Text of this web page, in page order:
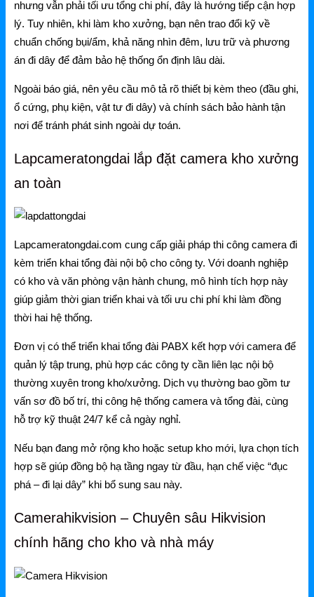
nhưng vẫn phải tối ưu tổng chi phí, đây là hướng tiếp cận hợp
lý. Tuy nhiên, khi làm kho xưởng, bạn nên trao đổi kỹ về
chuẩn chống bụi/ẩm, khả năng nhìn đêm, lưu trữ và phương
án đi dây để đảm bảo hệ thống ổn định lâu dài.
Ngoài báo giá, nên yêu cầu mô tả rõ thiết bị kèm theo (đầu ghi,
ổ cứng, phụ kiện, vật tư đi dây) và chính sách bảo hành tận
nơi để tránh phát sinh ngoài dự toán.
Lapcameratongdai lắp đặt camera kho xưởng
an toàn
Lapcameratongdai.com cung cấp giải pháp thi công camera đi
kèm triển khai tổng đài nội bộ cho công ty. Với doanh nghiệp
có kho và văn phòng vận hành chung, mô hình tích hợp này
giúp giảm thời gian triển khai và tối ưu chi phí khi làm đồng
thời hai hệ thống.
Đơn vị có thể triển khai tổng đài PABX kết hợp với camera để
quản lý tập trung, phù hợp các công ty cần liên lạc nội bộ
thường xuyên trong kho/xưởng. Dịch vụ thường bao gồm tư
vấn sơ đồ bố trí, thi công hệ thống camera và tổng đài, cùng
hỗ trợ kỹ thuật 24/7 kể cả ngày nghỉ.
Nếu bạn đang mở rộng kho hoặc setup kho mới, lựa chọn tích
hợp sẽ giúp đồng bộ hạ tầng ngay từ đầu, hạn chế việc “đục
phá – đi lại dây” khi bổ sung sau này.
Camerahikvision – Chuyên sâu Hikvision
chính hãng cho kho và nhà máy